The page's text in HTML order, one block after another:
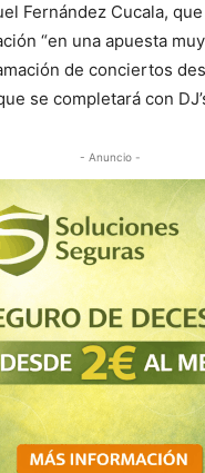
Fernández Cucala,
“en una apuesta
de conciertos
se completará con
- Anuncio -